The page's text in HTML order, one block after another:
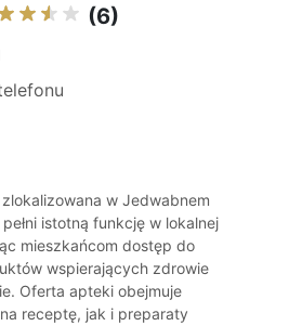
(6)
zlokalizowana w Jedwabnem
istotną funkcję w lokalnej
mieszkańcom dostęp do
wspierających zdrowie
Oferta apteki obejmuje
receptę, jak i preparaty